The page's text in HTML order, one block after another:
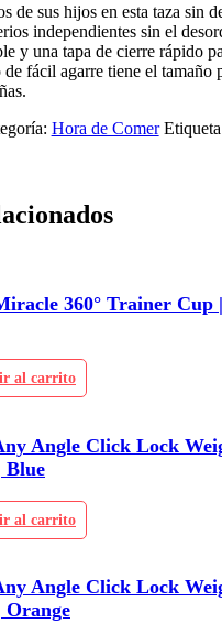
de sus hijos en esta taza sin
independientes sin el
y una tapa de cierre rápido
fácil agarre tiene el tamaño
Hora de Comer
360° Trainer Cup
al carrito
Angle Click Lock
Blue
al carrito
Angle Click Lock
Orange